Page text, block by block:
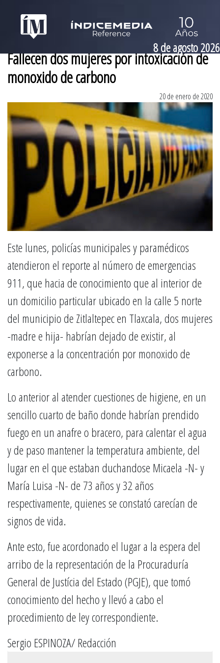
8 de agosto 2026
Fallecen dos mujeres por intoxicación de
monoxido de carbono
20 de enero de 2020
Este lunes, policías municipales y paramédicos
atendieron el reporte al número de emergencias
911, que hacia de conocimiento que al interior de
un domicilio particular ubicado en la calle 5 norte
del municipio de Zitlaltepec en Tlaxcala, dos mujeres
-madre e hija- habrían dejado de existir, al
exponerse a la concentración por monoxido de
carbono.
Lo anterior al atender cuestiones de higiene, en un
sencillo cuarto de baño donde habrían prendido
fuego en un anafre o bracero, para calentar el agua
y de paso mantener la temperatura ambiente, del
lugar en el que estaban duchandose Micaela -N- y
María Luisa -N- de 73 años y 32 años
respectivamente, quienes se constató carecían de
signos de vida.
Ante esto, fue acordonado el lugar a la espera del
arribo de la representación de la Procuraduría
General de Justícia del Estado (PGJE), que tomó
conocimiento del hecho y llevó a cabo el
procedimiento de ley correspondiente.
Sergio ESPINOZA/ Redacción